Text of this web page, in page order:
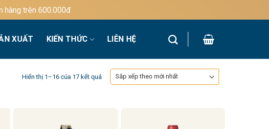
600.000đ
XUẤT KIẾN THỨC LIÊN HỆ
Hiển thị 1–16 của 17 kết quảĐã
sắp